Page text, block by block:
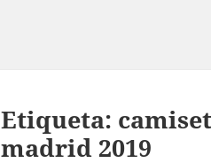
Etiqueta:
madrid 2019